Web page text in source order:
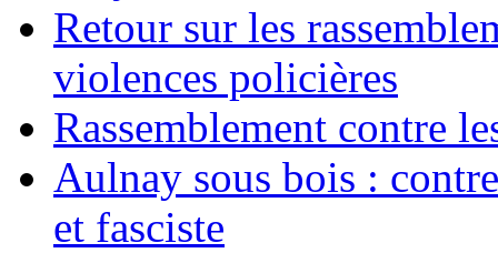
Retour sur les
violences policières
Rassemblement contre
Aulnay sous bois :
et fasciste